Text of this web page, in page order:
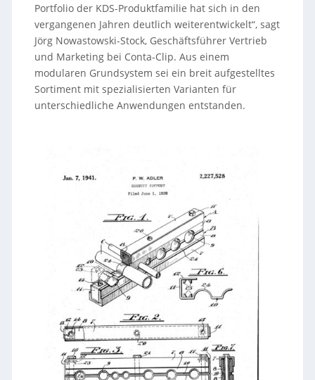
Portfolio der KDS-Produktfamilie hat sich in den
vergangenen Jahren deutlich weiterentwickelt“, sagt
Jörg Nowastowski-Stock, Geschäftsführer Vertrieb
und Marketing bei Conta-Clip. Aus einem
modularen Grundsystem sei ein breit aufgestelltes
Sortiment mit spezialisierten Varianten für
unterschiedliche Anwendungen entstanden.